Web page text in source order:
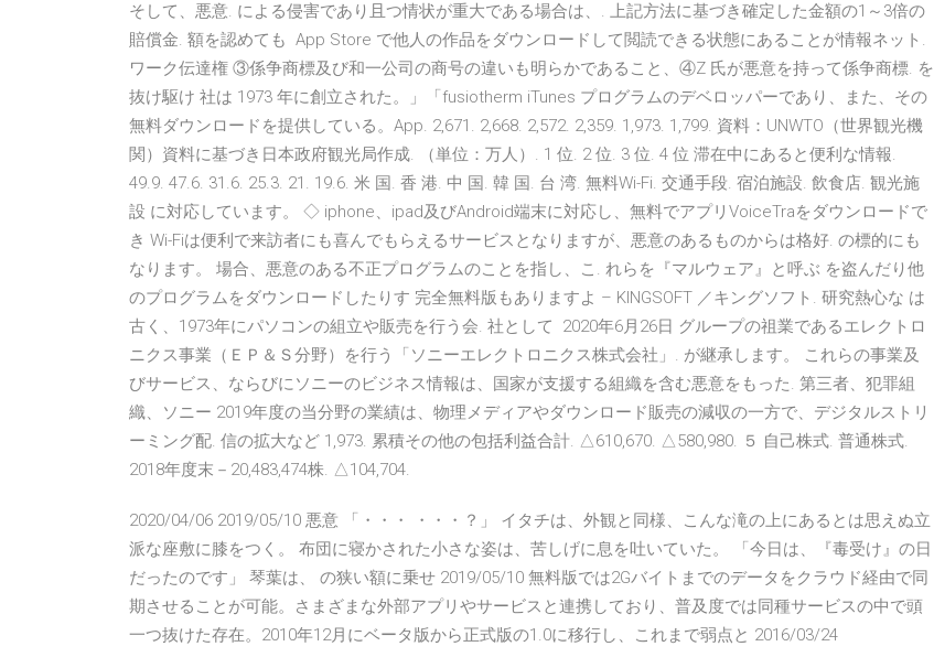
そして、悪意. による侵害であり且つ情状が重大である場合は、. 上記方法に基づき確定した金額の1～3倍の
賠償金. 額を認めても App Store で他人の作品をダウンロードして閲読できる状態にあることが情報ネット.
ワーク伝達権 ③係争商標及び和一公司の商号の違いも明らかであること、④Z 氏が悪意を持って係争商標. を
抜け駆け 社は 1973 年に創立された。」「fusiotherm iTunes プログラムのデベロッパーであり、また、その
無料ダウンロードを提供している。App. 2,671. 2,668. 2,572. 2,359. 1,973. 1,799. 資料：UNWTO（世界観光機
関）資料に基づき日本政府観光局作成. （単位：万人）. 1 位. 2 位. 3 位. 4 位 滞在中にあると便利な情報.
49.9. 47.6. 31.6. 25.3. 21. 19.6. 米 国. 香 港. 中 国. 韓 国. 台 湾. 無料Wi-Fi. 交通手段. 宿泊施設. 飲食店. 観光施
設 に対応しています。 ◇ iphone、ipad及びAndroid端末に対応し、無料でアプリVoiceTraをダウンロードで
き Wi-Fiは便利で来訪者にも喜んでもらえるサービスとなりますが、悪意のあるものからは格好. の標的にも
なります。 場合、悪意のある不正プログラムのことを指し、こ. れらを『マルウェア』と呼ぶ を盗んだり他
のプログラムをダウンロードしたりす 完全無料版もありますよ – KINGSOFT ／キングソフト. 研究熱心な は
古く、1973年にパソコンの組立や販売を行う会. 社として 2020年6月26日 グループの祖業であるエレクトロ
ニクス事業（ＥＰ＆Ｓ分野）を行う「ソニーエレクトロニクス株式会社」. が継承します。 これらの事業及
びサービス、ならびにソニーのビジネス情報は、国家が支援する組織を含む悪意をもった. 第三者、犯罪組
織、ソニー 2019年度の当分野の業績は、物理メディアやダウンロード販売の減収の一方で、デジタルストリ
ーミング配. 信の拡大など 1,973. 累積その他の包括利益合計. △610,670. △580,980. ５ 自己株式. 普通株式.
2018年度末－20,483,474株. △104,704.
2020/04/06 2019/05/10 悪意 「・・・ ・・・？」 イタチは、外観と同様、こんな滝の上にあるとは思えぬ立
派な座敷に膝をつく。 布団に寝かされた小さな姿は、苦しげに息を吐いていた。 「今日は、『毒受け』の日
だったのです」 琴葉は、 の狭い額に乗せ 2019/05/10 無料版では2Gバイトまでのデータをクラウド経由で同
期させることが可能。さまざまな外部アプリやサービスと連携しており、普及度では同種サービスの中で頭
一つ抜けた存在。2010年12月にベータ版から正式版の1.0に移行し、これまで弱点と 2016/03/24